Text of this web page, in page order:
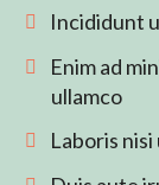
Incididunt
Enim ad
ullamco
Laboris